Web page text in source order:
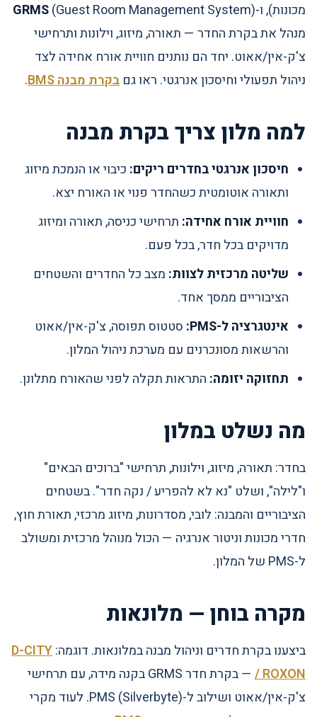
מכונות), ו-
GRMS(Guest Room Management System)
מנהל את בקרת החדר — תאורה, מיזוג, וילונות ותרחישי
צ'ק-אין/אאוט. יחד הם נותנים חוויית אורח אחידה לצד
ניהול תפעולי וחיסכון אנרגטי. ראו גם בקרת מבנה BMS .
למה מלון צריך בקרת מבנה
חיסכון אנרגטי בחדרים ריקים: כיבוי או הנמכת מיזוג
ותאורה אוטומטית כשהחדר פנוי או האורח יצא.
חוויית אורח אחידה: תרחישי כניסה, תאורה ומיזוג
מדויקים בכל חדר, בכל פעם.
שליטה מרכזית לצוות: מצב כל החדרים והשטחים
הציבוריים ממסך אחד.
אינטגרציה ל-PMS:
סטטוס תפוסה, צ'ק-אין/אאוט
והרשאות מסונכרנים עם מערכת ניהול המלון.
תחזוקה יזומה: התראות תקלה לפני שהאורח מתלונן.
מה נשלט במלון
בחדר: תאורה, מיזוג, וילונות, תרחישי "ברוכים הבאים"
ו"לילה", ושלט "נא לא להפריע / נקה חדר". בשטחים
הציבוריים והמבנה: לובי, מסדרונות, מיזוג מרכזי, תאורת חוץ,
חדרי מכונות וניטור אנרגיה — הכול מנוהל מרכזית ומשולב
ל-PMS של המלון.
מקרה בוחן — מלונאות
ביצענו בקרת חדרים וניהול מבנה במלונאות. דוגמה:D-CITY
/ ROXON
— בקרת חדר GRMS בקנה מידה, עם תרחישי
צ'ק-אין/אאוט ושילוב ל-PMS (Silverbyte). לעוד מקרי